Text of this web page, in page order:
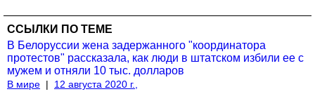
ССЫЛКИ ПО ТЕМЕ
В Белоруссии жена задержанного "координатора
протестов" рассказала, как люди в штатском избили ее с
мужем и отняли 10 тыс. долларов
В мире | 12 августа 2020 г.,